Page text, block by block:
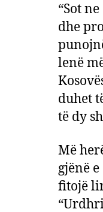
“Sot
dhe
lenë
duhet
të dy
Më
gjënë
fitojë